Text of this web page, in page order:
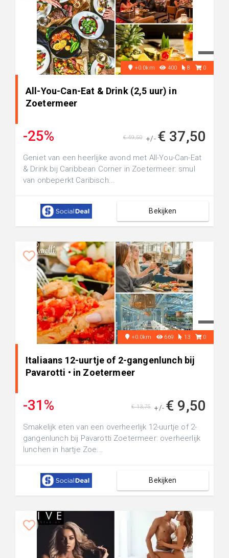
+0.0km 400 8 0
All-You-Can-Eat & Drink (2,5 uur) in
Zoetermeer
-25% +/- € 37,50
€ 49,50
Geniet van een heerlijke avond met All-You-Can-Eat
& Drink bij Caribbean Corner in Zoetermeer: smul
van onbeperkt Caribisch...
Bekijken
+0.0km 669 13 0
Italiaans 12-uurtje of 2-gangenlunch bij
Pavarotti • in Zoetermeer
-31% +/- € 9,50
€ 13,75
Smakelijk eten van een overheerlijk 12-uurtje of 2-
gangenlunch bij Pavarotti Zoetermeer: overheerlijk
lunchen in hartje Zoe...
Bekijken